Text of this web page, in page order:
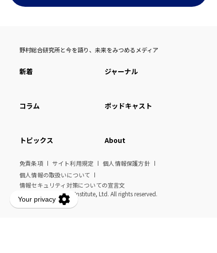
野村総合研究所と今を語り、未来をみつめるメディア
新着 ジャーナル
コラム ポッドキャスト
トピックス About
免責条項 サイト利用規定
個人情報保護方針
個人情報の取扱いについて
情報セキュリティ対策についての宣言文
© Nomura Research Institute, Ltd. All rights reserved.